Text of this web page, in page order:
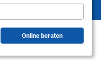
Online beraten